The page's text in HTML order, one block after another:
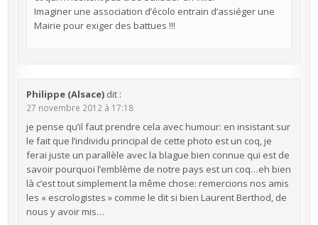
Imaginer une association d’écolo entrain d’assiéger une
Mairie pour exiger des battues !!!
Philippe (Alsace) dit :
27 novembre 2012 à 17:18
je pense qu’il faut prendre cela avec humour: en insistant sur
le fait que l’individu principal de cette photo est un coq, je
ferai juste un parallèle avec la blague bien connue qui est de
savoir pourquoi l’emblème de notre pays est un coq…eh bien
là c’est tout simplement la même chose: remercions nos amis
les « escrologistes » comme le dit si bien Laurent Berthod, de
nous y avoir mis…